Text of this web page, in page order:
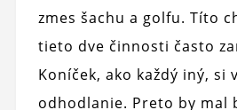
zmes šachu a golfu. Títo
tieto dve činnosti často
Koníček, ako každý iný, si
odhodlanie. Preto by mal